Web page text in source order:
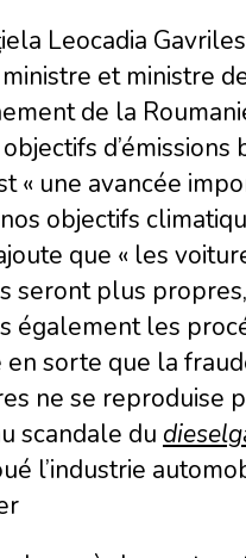
Leocadia
et ministre
de la
« une avancée
objectifs
que « les
seront plus
également les
en sorte que la
ne se reproduise
scandale du
l’industrie